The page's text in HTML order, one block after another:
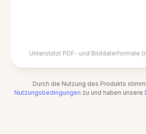
Unterstützt PDF- und Bilddateiformate
Durch die Nutzung des Produkts
Nutzungsbedingungen zu und haben unsere